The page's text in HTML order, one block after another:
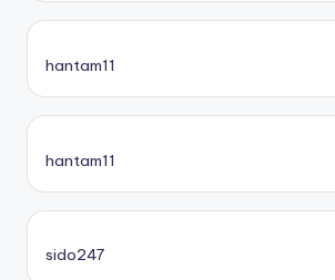
hantam11
hantam11
sido247